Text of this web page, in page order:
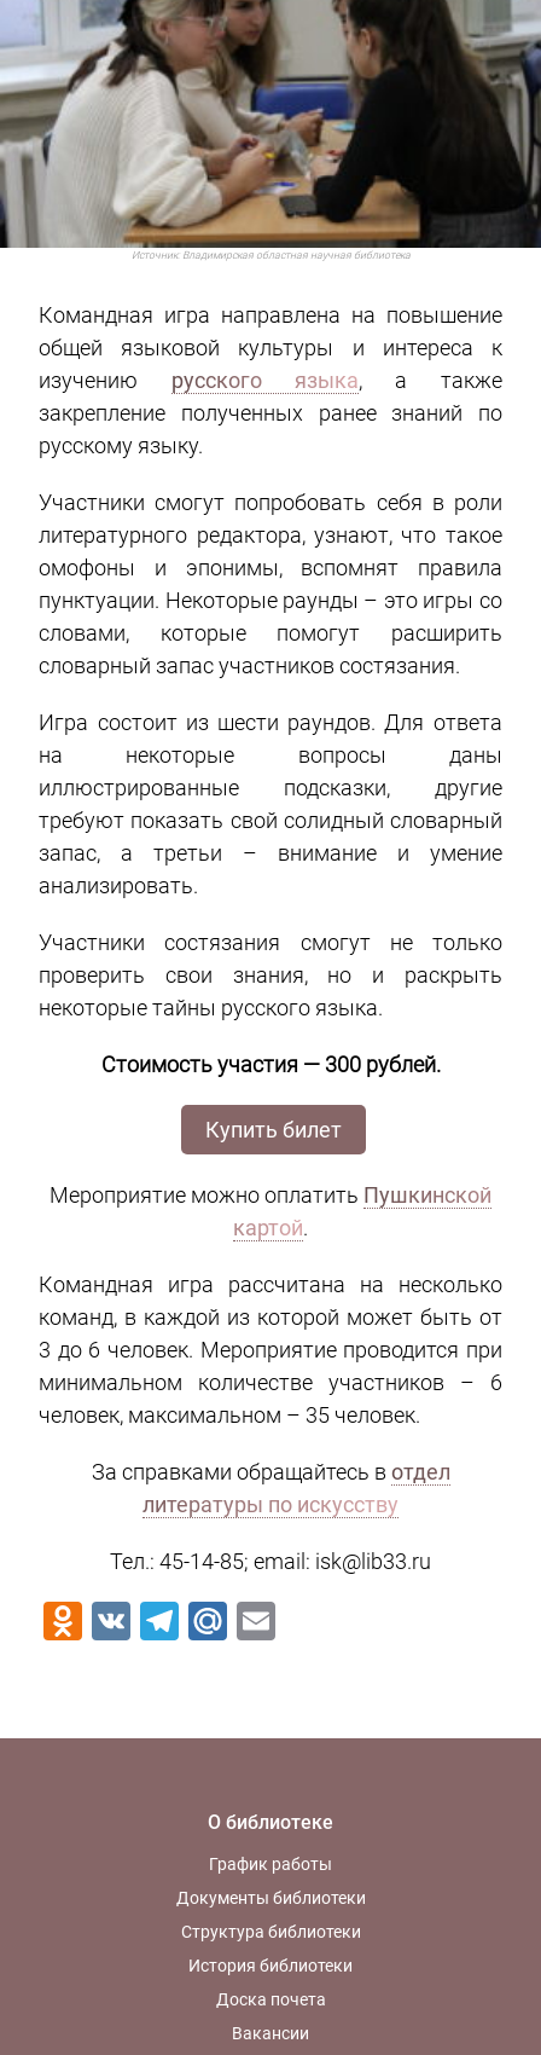
Источник: Владимирская областная научная библиотека
Командная игра направлена на повышение
общей языковой культуры и интереса к
изучению русского языка, а также
закрепление полученных ранее знаний по
русскому языку.
Участники смогут попробовать себя в роли
литературного редактора, узнают, что такое
омофоны и эпонимы, вспомнят правила
пунктуации. Некоторые раунды – это игры со
словами, которые помогут расширить
словарный запас участников состязания.
Игра состоит из шести раундов. Для ответа
на некоторые вопросы даны
иллюстрированные подсказки, другие
требуют показать свой солидный словарный
запас, а третьи – внимание и умение
анализировать.
Участники состязания смогут не только
проверить свои знания, но и раскрыть
некоторые тайны русского языка.
Стоимость участия — 300 рублей.
Купить билет
Мероприятие можно оплатить Пушкинской
картой.
Командная игра рассчитана на несколько
команд, в каждой из которой может быть от
3 до 6 человек. Мероприятие проводится при
минимальном количестве участников – 6
человек, максимальном – 35 человек.
За справками обращайтесь в отдел
литературы по искусству
Тел.: 45-14-85; email: isk@lib33.ru
Odnoklassniki
VK Telegram
Mail.Ru
О библиотеке
График работы
Документы библиотеки
Структура библиотеки
История библиотеки
Доска почета
Вакансии